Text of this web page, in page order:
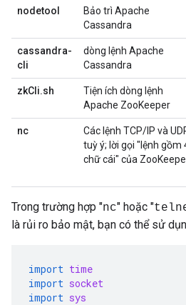
nodetool
Bảo trì Apache
Cassandra
cassandra-
cli
dòng lệnh Apache
Cassandra
zkCli.sh
Tiện ích dòng lệnh
Apache ZooKeeper
nc
Các lệnh TCP/IP và
tuỳ ý; lời gọi "lệnh gồm
chữ cái" của
Trong trường hợp "nc" hoặc "
là rủi ro bảo mật, bạn có thể sử
import time
import socket
import sys